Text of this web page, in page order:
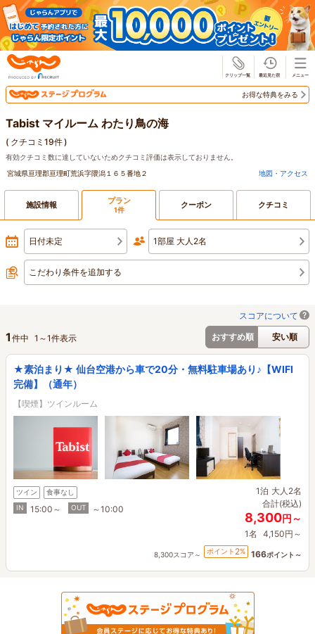
お得な特典をみる
Tabist マイルーム わたり鳥の海
( クチコミ19件)
有効クチコミ数に達していないためクチコミ評価は表示しておりません。
宮城県亘理郡亘理町荒浜字隈潟１６５番地２
地図・アクセス
施設情報 プラン
1件 クーポン クチコミ
日付未定 1部屋 大人2名
こだわり条件を追加する
スコアについて
おすすめ順
安い順
1 件中 1 ～1件表示
★素泊まり★ 仙台空港から車で20分・無料駐車場あり♪【WIFI
完備】（通年）
【喫煙】ツインルーム
ツイン
食事なし
IN
15:00～ OUT ～10:00
1泊 大人2名
合計(税込)
8,300円～
1名 4,150円～
8,300スコア～ ポイント 2% 166ポイント～